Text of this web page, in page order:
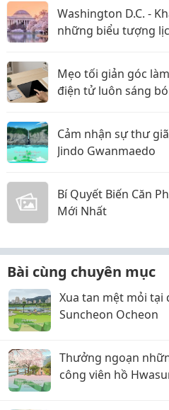
Washington D.C. -
những biểu tượng
Mẹo tối giản góc
điện tử luôn sáng
Cảm nhận sự thư
Jindo Gwanmaedo
Bí Quyết Biến Căn
Mới Nhất
Bài cùng chuyên mục
Xua tan mệt mỏi
Suncheon Ocheon
Thưởng ngoạn
công viên hồ